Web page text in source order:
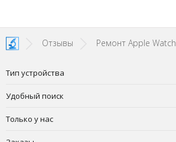
Отзывы Ремонт Apple Watch
Тип устройства
Удобный поиск
Только у нас